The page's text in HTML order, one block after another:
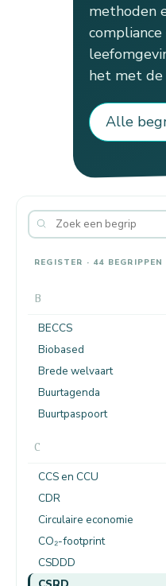
methoden
het met de
Alle
REGISTER · 44 BEGRIPPEN
B
BECCS
Biobased
Brede welvaart
Buurtagenda
Buurtpaspoort
C
CCS en CCU
CDR
Circulaire economie
CO₂-footprint
CSDDD